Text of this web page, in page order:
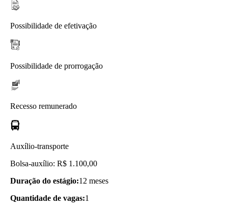
Possibilidade de efetivação
Possibilidade de prorrogação
Recesso remunerado
Auxílio-transporte
Bolsa-auxílio: R$ 1.100,00
Duração do estágio:12 meses
Quantidade de vagas:1